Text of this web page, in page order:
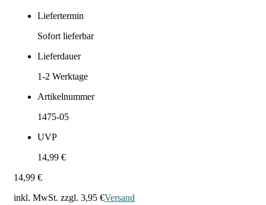
Liefertermin
Sofort lieferbar
Lieferdauer
1-2 Werktage
Artikelnummer
1475-05
UVP
14,99 €
14,99 €
inkl. MwSt. zzgl. 3,95 €Versand